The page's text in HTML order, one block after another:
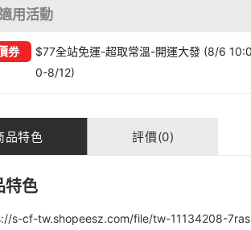
用活動
券
$77全站免運-超取常溫-開運大發 (8/6
0-8/12)
品特色 評價(0)
特色
s-cf-tw.shopeesz.com/file/tw-11134208-